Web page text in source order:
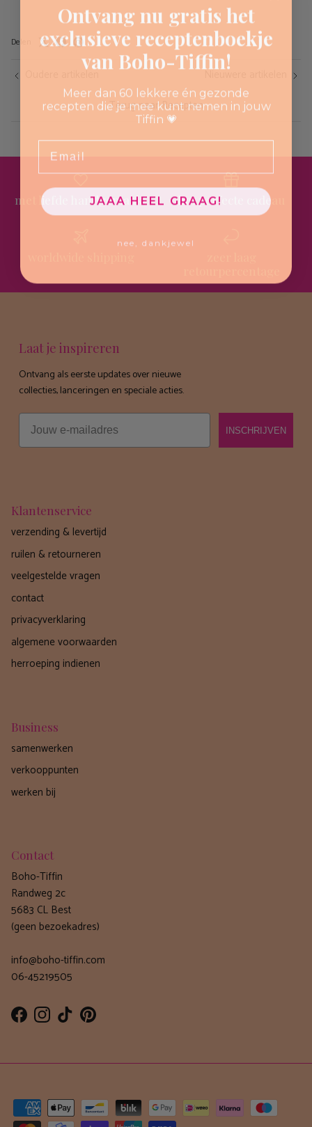
Delen
Oudere artikelen
Terug naar Recepten
Nieuwere artikelen
met liefde handgemaakt het perfecte cadeau
Laat je inspireren
Ontvang als eerste updates over nieuwe
collecties, lanceringen en speciale acties.
Email
INSCHRIJVEN
Klantenservice
verzending & levertijd
ruilen & retourneren
veelgestelde vragen
contact
privacyverklaring
algemene voorwaarden
herroeping indienen
Business
samenwerken
verkooppunten
werken bij
Contact
Boho-Tiffin
Randweg 2c
5683 CL Best
(geen bezoekadres)
info@boho-tiffin.com
06-45219505
FacebookInstagram
TikTokPinterest
Ontvang nu gratis het
exclusieve receptenboekje
van Boho-Tiffin!
Meer dan 60 lekkere én gezonde
recepten die je mee kunt nemen in jouw
Tiffin 💗
Email
JAAA HEEL GRAAG!
nee, dankjewel